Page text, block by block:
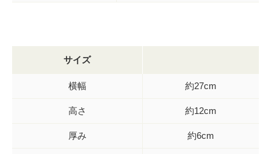
サイズ
横幅 約27cm
高さ 約12cm
厚み 約6cm